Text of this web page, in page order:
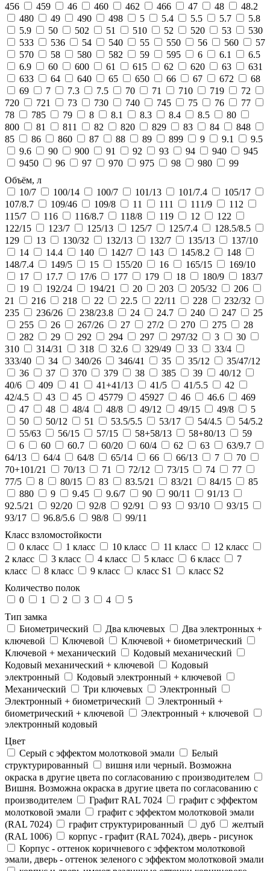
456
459 46 460 462 466 47 48
48.2
480
49 490 498 5 5.4 5.5 5.7
5.8
5.9
50 502 51 510 52 520 53
530
533
536 54 540 55 550 56 560
57
570
58 580 582 59 595 6 6.1
6.5
6.9
60 600 61 615 62 620 63
631
633
64 640 65 650 66 67 672
68
69
7 7.3 7.5 70 71 710 719
72
720
721 73 730 740 745 75 76
77
78
785 79 8 8.1 8.3 8.4 8.5
80
800
81 811 82 820 829 83 84
848
85
86 860 87 88 89 899 9 9.1
9.5
9.6
90 900 91 92 93 94 940
945
9450
96 97 970 975 98 980
99
Объём, л
10/7
100/14 100/7 101/13 101/7.4
105/17
107/8.7
109/46 109/8 11 111 111/9
112
115/7
116 116/8.7 118/8 119 12
122
122/15
123/7 125/13 125/7 125/7.4
128.5/8.5
129
13 130/32 132/13 132/7 135/13
137/10
14
14.4 140 142/7 143 145/8.2
148
148/7.4
149/5 15 155/20 16 165/15
169/10
17
17.7 17/6 177 179 18 180/9
183/7
19
192/24 194/21 20 203 205/32
206
21
216 218 22 22.5 22/11 228
232/32
235
236/26 238/23.8 24 24.7 240 247
25
255
26 267/26 27 27/2 270 275
28
282
29 292 294 297 297/32 3
30
310
314/31 318 32.6 329/49 33
33/4
333/40
34 340/26 346/41 35 35/12
35/47/12
36
37 370 379 38 385 39
40/12
40/6
409 41 41+41/13 41/5 41/5.5
42
42/4.5
43 45 45779 45927 46 46.6
469
47
48 48/4 48/8 49/12 49/15 49/8
5
50
50/12 51 53.5/5.5 53/17 54/4.5
54/5.2
55/63
56/15 57/15 58+58/13 58+80/13
59
6
60 60.7 60/20 60/4 62 63
63/9.7
64/13
64/4 64/8 65/14 66 66/13 7
70
70+101/21
70/13 71 72/12 73/15 74
77
77/5
8 80/15 83 83.5/21 83/21 84/15
85
880
9 9.45 9.6/7 90 90/11
91/13
92.5/21
92/20 92/8 92/91 93 93/10
93/15
93/17
96.8/5.6 98/8
99/11
Класс взломостойкости
0 класс
1 класс 10 класс 11 класс
12 класс
2 класс
3 класс 4 класс 5 класс 6 класс
7
класс
8 класс 9 класс класс S1
класс S2
Количество полок
0
1 2 3 4
5
Тип замка
Биометрический
Два ключевых
Два электронныx +
ключевой
Ключевой
Ключевой + биометрический
Ключевой + механический
Кодовый механический
Кодовый механический + ключевой
Кодовый
электронный
Кодовый электронный + ключевой
Механический
Три ключевых
Электронный
Электронный + биометрический
Электронный +
биометрический + ключевой
Электронный + ключевой
электронный кодовый
Цвет
Cерый с эффектом молотковой эмали
Белый
структурированный
вишня или черный. Возможна
окраска в другие цвета по согласованию с производителем
Вишня. Возможна окраска в другие цвета по согласованию с
производителем
Графит RAL 7024
графит с эффектом
молотковой эмали
графит с эффектом молотковой эмали
(RAL 7024)
графит структурированный дуб
желтый
(RAL 1006)
корпус - графит (RAL 7024), дверь - рисунок
Корпус - оттенок коричневого с эффектом молотковой
эмали, дверь - оттенок зеленого с эффектом молотковой эмали